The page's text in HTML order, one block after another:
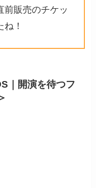
前販売のチケッ
！
｜開演を待つフ